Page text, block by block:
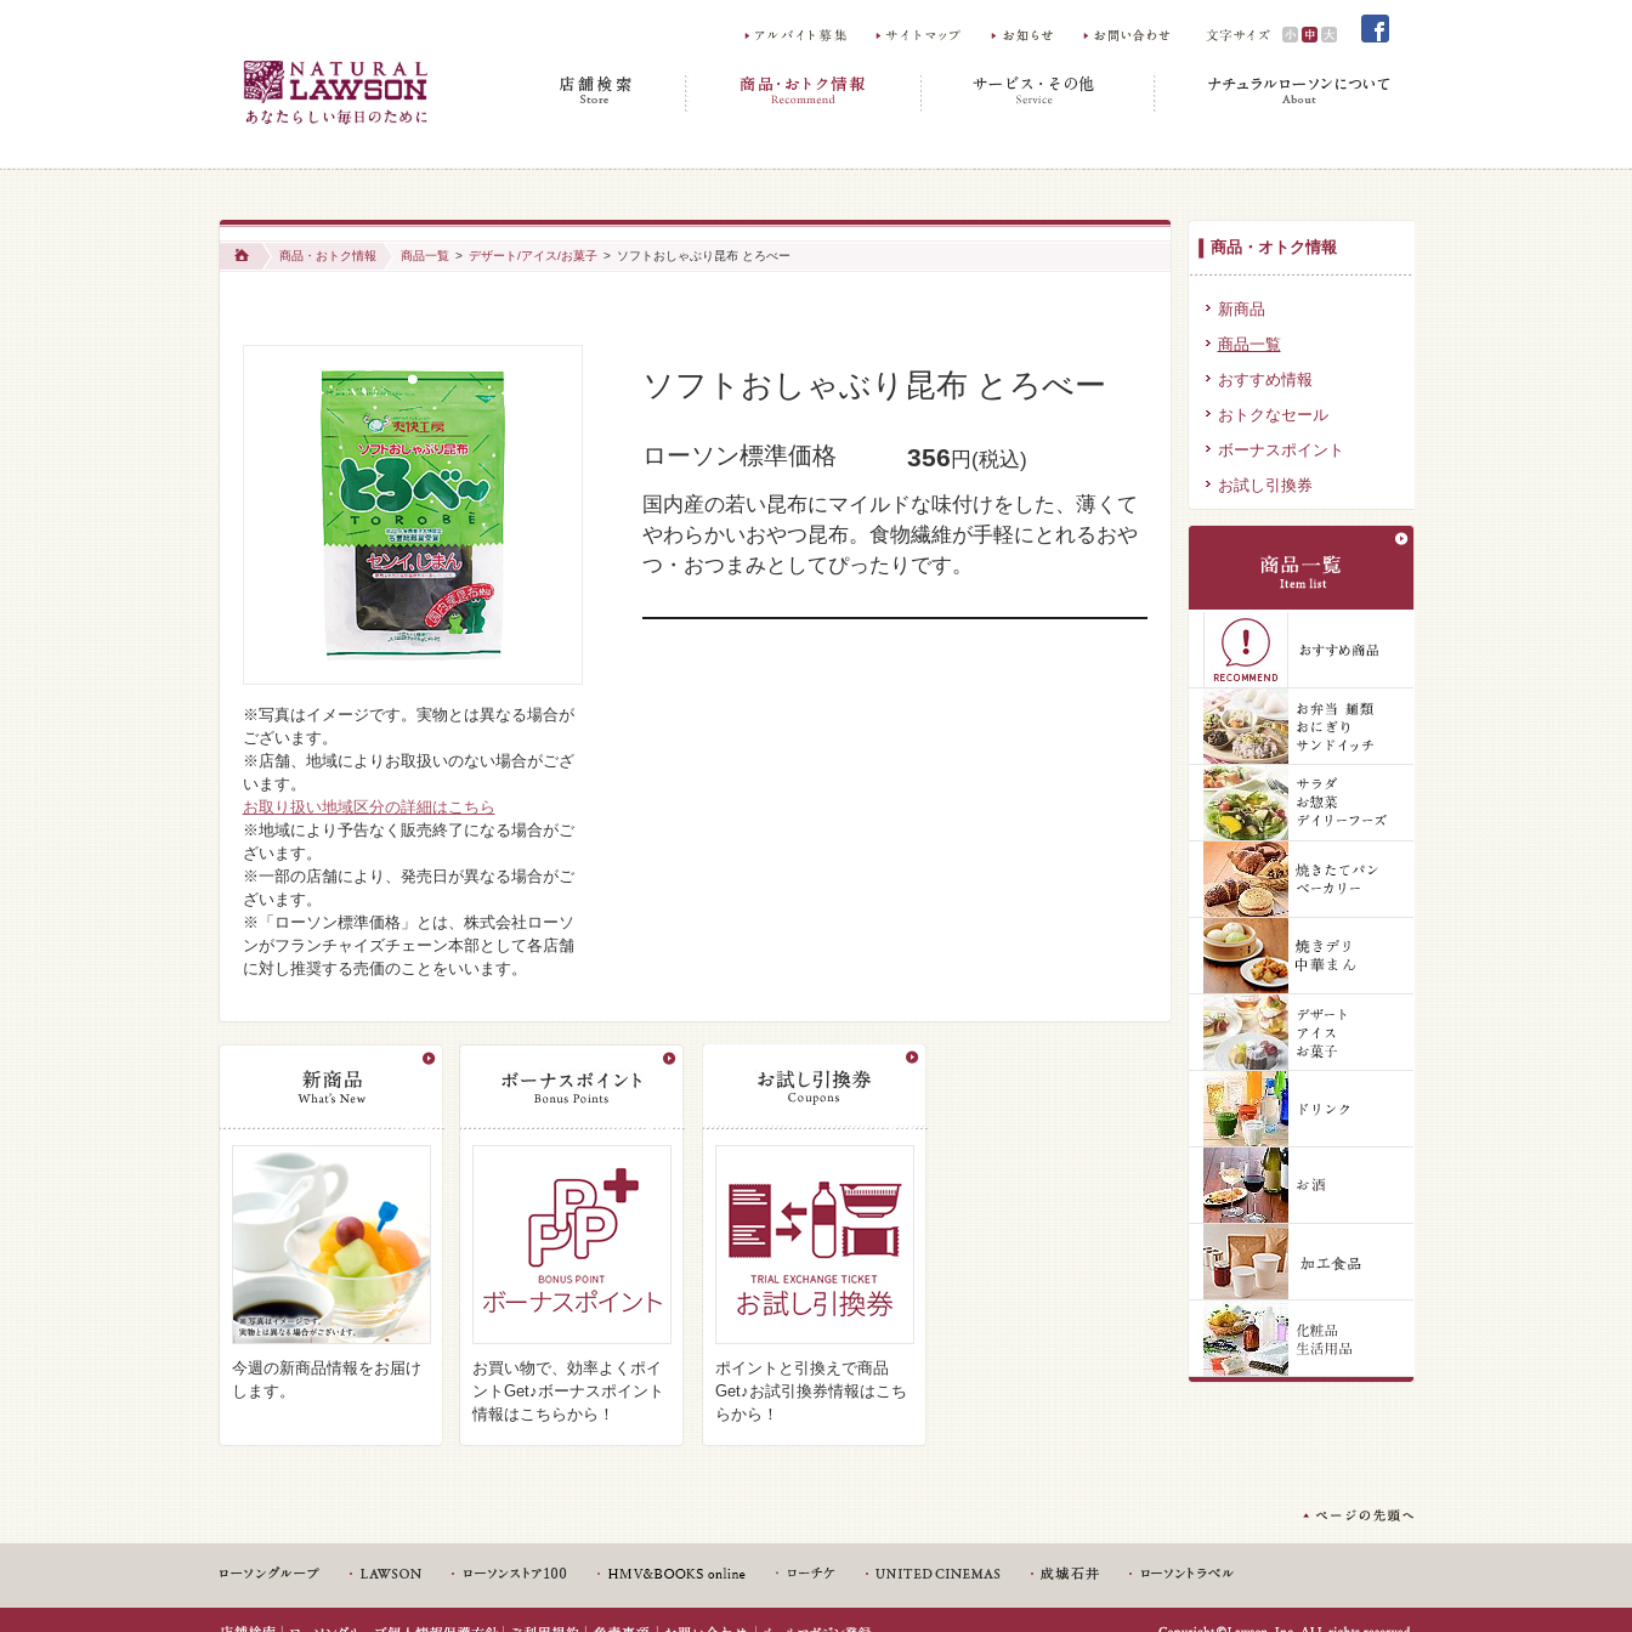
商品・おトク情報 商品一覧 > デザート/アイス/お菓子 > ソフトおしゃぶり昆布 とろべー
ソフトおしゃぶり昆布 とろべー
ローソン標準価格 356 円(税込)
国内産の若い昆布にマイルドな味付けをした、薄くて
やわらかいおやつ昆布。食物繊維が手軽にとれるおや
つ・おつまみとしてぴったりです。
※写真はイメージです。実物とは異なる場合が
ございます。
※店舗、地域によりお取扱いのない場合がござ
います。
お取り扱い地域区分の詳細はこちら
※地域により予告なく販売終了になる場合がご
ざいます。
※一部の店舗により、発売日が異なる場合がご
ざいます。
※「ローソン標準価格」とは、株式会社ローソ
ンがフランチャイズチェーン本部として各店舗
に対し推奨する売価のことをいいます。
今週の新商品情報をお届け
します。
お買い物で、効率よくポイ
ントGet♪ボーナスポイント
情報はこちらから！
ポイントと引換えで商品
Get♪お試引換券情報はこち
らから！
商品・オトク情報
新商品
商品一覧
おすすめ情報
おトクなセール
ボーナスポイント
お試し引換券